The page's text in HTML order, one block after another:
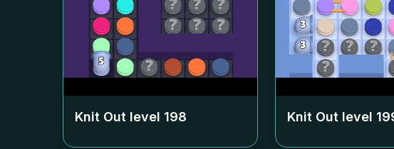
Knit Out level 198 Knit Out level